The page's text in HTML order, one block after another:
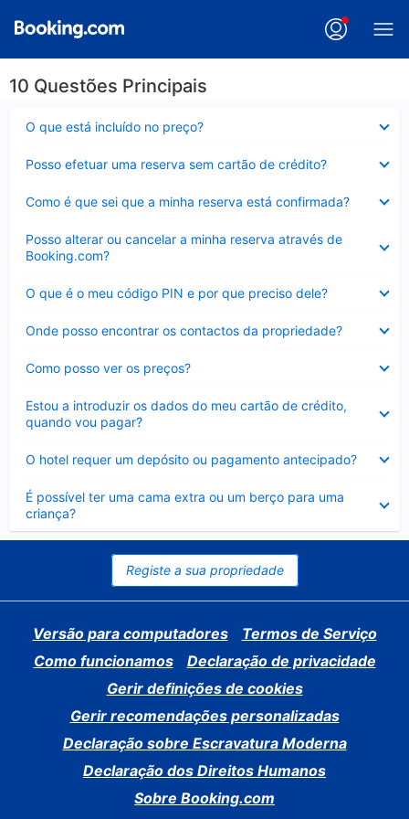
10 Questões Principais
O que está incluído no preço?
fechado
Posso efetuar uma reserva sem cartão de crédito?
fechado
Como é que sei que a minha reserva está confirmada?
fechado
Posso alterar ou cancelar a minha reserva através de
Booking.com?
fechado
O que é o meu código PIN e por que preciso dele?
fechado
Onde posso encontrar os contactos da propriedade?
fechado
Como posso ver os preços?
fechado
Estou a introduzir os dados do meu cartão de crédito,
quando vou pagar?
fechado
O hotel requer um depósito ou pagamento antecipado?
fechado
É possível ter uma cama extra ou um berço para uma
criança?
Elemento
fechado
Registe a sua propriedade
Versão para computadores
Termos de Serviço
Como funcionamos
Declaração de privacidade
Gerir definições de cookies
Gerir recomendações personalizadas
Declaração sobre Escravatura Moderna
Declaração dos Direitos Humanos
Sobre Booking.com